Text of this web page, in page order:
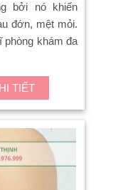
bởi nó khiến
đớn, mệt mỏi.
khám đa
TIẾT